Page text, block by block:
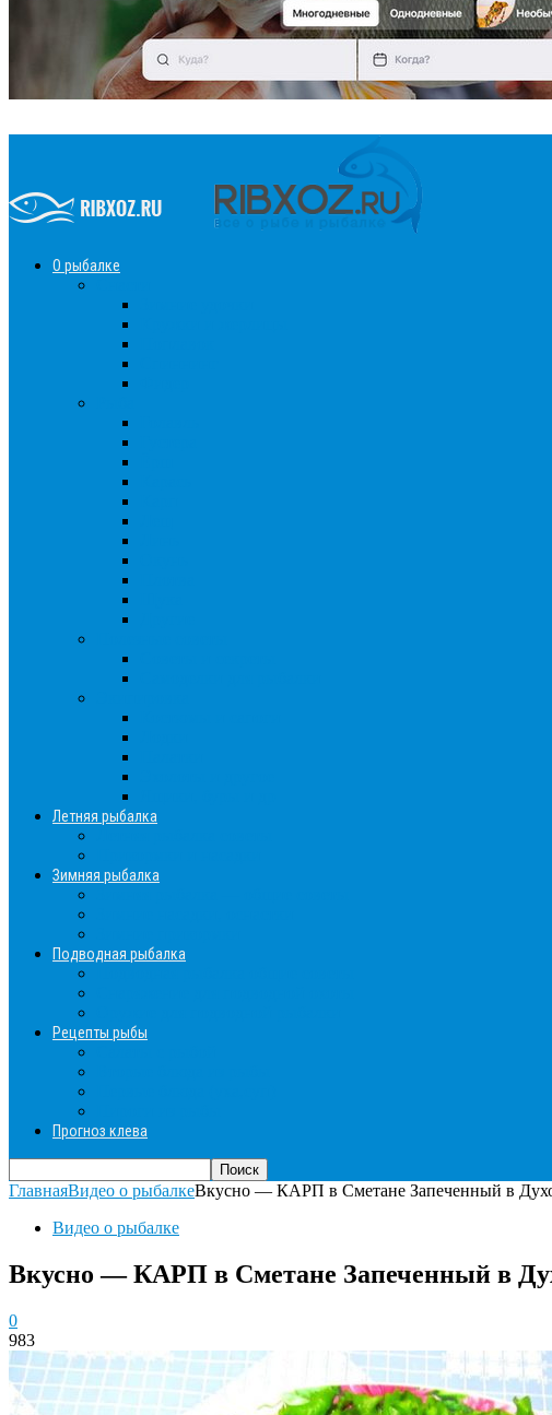
О рыбалке
Летняя рыбалка
Зимняя рыбалка
Подводная рыбалка
Рецепты рыбы
Прогноз клева
ГлавнаяВидео о рыбалкеВкусно — КАРП в Сметане Запеченный в
Видео о рыбалке
Вкусно — КАРП в Сметане Запеченный в
0
983